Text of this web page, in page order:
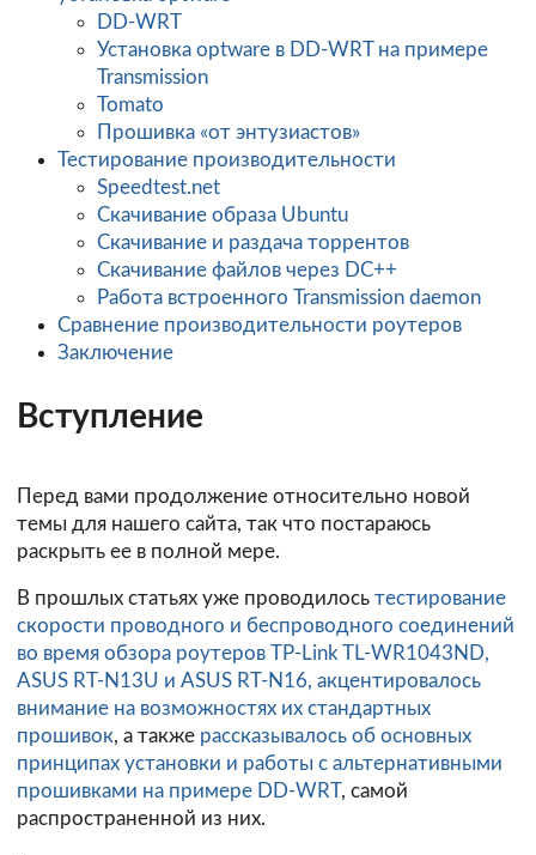
DD-WRT
Установка optware в DD-WRT на примере
Transmission
Tomato
Прошивка «от энтузиастов»
Тестирование производительности
Speedtest.net
Скачивание образа Ubuntu
Скачивание и раздача торрентов
Скачивание файлов через DC++
Работа встроенного Transmission daemon
Сравнение производительности роутеров
Заключение
Вступление
Перед вами продолжение относительно новой
темы для нашего сайта, так что постараюсь
раскрыть ее в полной мере.
В прошлых статьях уже проводилось тестирование
скорости проводного и беспроводного соединений
во время обзора роутеров TP-Link TL-WR1043ND,
ASUS RT-N13U и ASUS RT-N16, акцентировалось
внимание на возможностях их стандартных
прошивок, а также рассказывалось об основных
принципах установки и работы с альтернативными
прошивками на примере DD-WRT, самой
распространенной из них.